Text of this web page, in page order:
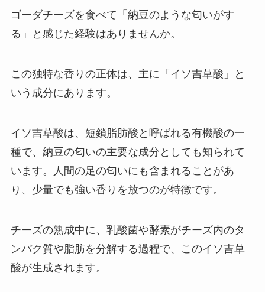
ゴーダチーズを食べて「納豆のような匂いがす
る」と感じた経験はありませんか。
この独特な香りの正体は、主に「イソ吉草酸」と
いう成分にあります。
イソ吉草酸は、短鎖脂肪酸と呼ばれる有機酸の一
種で、納豆の匂いの主要な成分としても知られて
います。人間の足の匂いにも含まれることがあ
り、少量でも強い香りを放つのが特徴です。
チーズの熟成中に、乳酸菌や酵素がチーズ内のタ
ンパク質や脂肪を分解する過程で、このイソ吉草
酸が生成されます。